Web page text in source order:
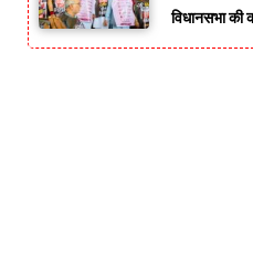
विधानसभा की